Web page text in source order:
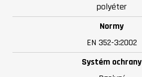
polyéter
Normy
EN 352-3:2002
Systém ochrany